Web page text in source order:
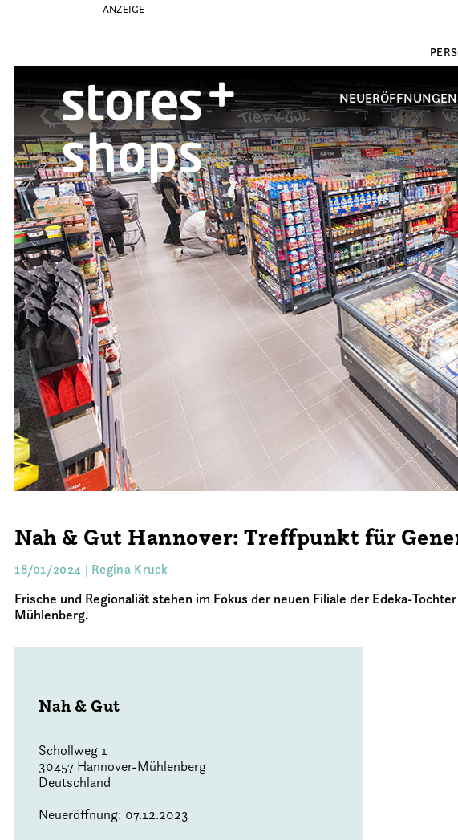
ANZEIGE
NEUERÖFFNUNGEN
Nah & Gut Hannover: Treffpunkt für
18/01/2024 | Regina Kruck
Frische und Regionaliät stehen im Fokus der neuen Filiale der Edeka-
Mühlenberg.
Nah & Gut
Schollweg 1
30457 Hannover-Mühlenberg
Deutschland
Neueröffnung: 07.12.2023